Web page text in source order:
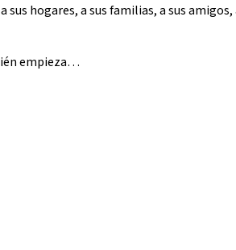
hogares, a sus familias, a sus
empieza…